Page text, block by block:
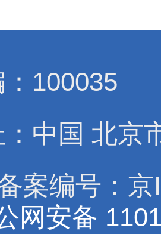
100035
中国 北京
案编号：
网安备